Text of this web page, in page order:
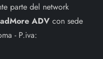
parte del network
ADV con sede
- P.iva: